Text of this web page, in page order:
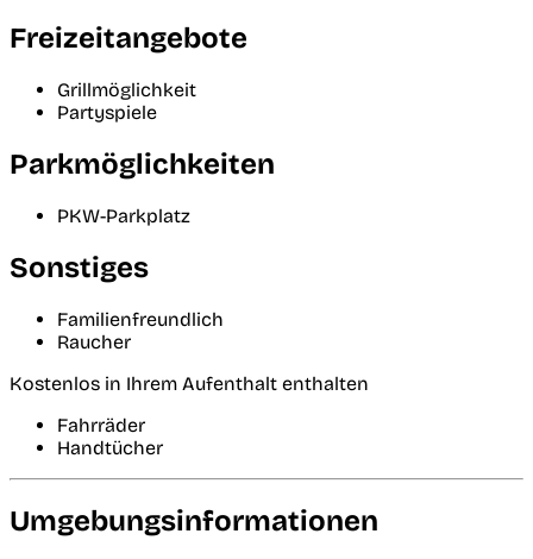
Freizeitangebote
Grillmöglichkeit
Partyspiele
Parkmöglichkeiten
PKW-Parkplatz
Sonstiges
Familienfreundlich
Raucher
Kostenlos in Ihrem Aufenthalt enthalten
Fahrräder
Handtücher
Umgebungsinformationen